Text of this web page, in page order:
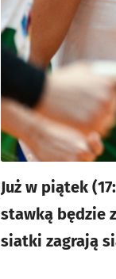
Już w piątek
stawką będzie
siatki zagrają